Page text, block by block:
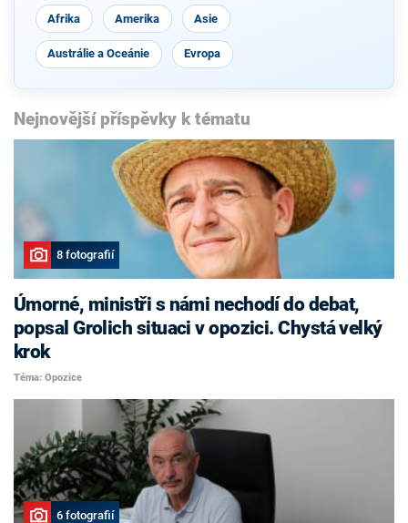
Afrika Amerika Asie
Austrálie a Oceánie Evropa
Nejnovější příspěvky k tématu
8 fotografií
Úmorné, ministři s námi nechodí do debat,
popsal Grolich situaci v opozici. Chystá velký
krok
Téma: Opozice
6 fotografií